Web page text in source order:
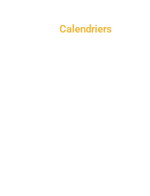
Calendriers